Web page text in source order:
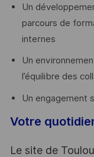
Un
parcours de
internes
Un
l’équilibre des
Un engagement
Votre
Le site de